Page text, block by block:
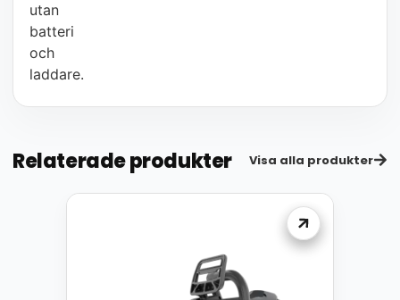
utan
batteri
och
laddare.
Relaterade produkter Visa alla produkter